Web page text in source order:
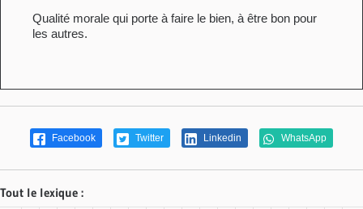
Qualité morale qui porte à faire le bien, à être bon pour
les autres.
Facebook Twitter Linkedin WhatsApp
Tout le lexique :